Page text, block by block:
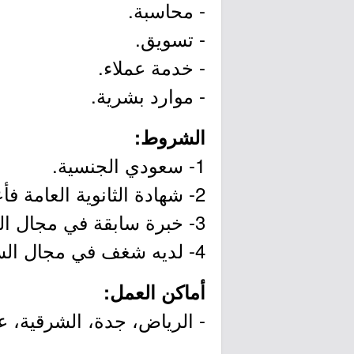
- محاسبة.
- تسويق.
- خدمة عملاء.
- موارد بشرية.
الشروط:
1- سعودي الجنسية.
2- شهادة الثانوية العامة فأعلى.
3- خبرة سابقة في مجال السيارات.
4- لديه شغف في مجال السيارات.
أماكن العمل:
- الرياض، جدة، الشرقية،